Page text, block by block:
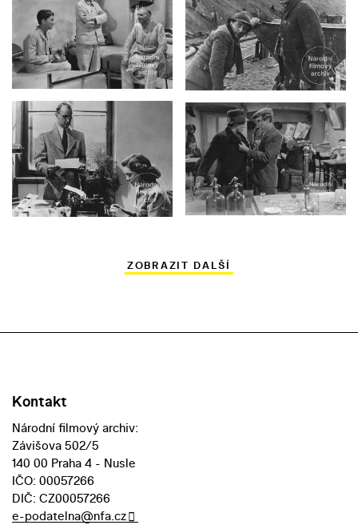
ZOBRAZIT DALŠÍ
Kontakt
Národní filmový archiv:
Závišova 502/5
140 00 Praha 4 - Nusle
IČO: 00057266
DIČ: CZ00057266
e-podatelna@nfa.cz